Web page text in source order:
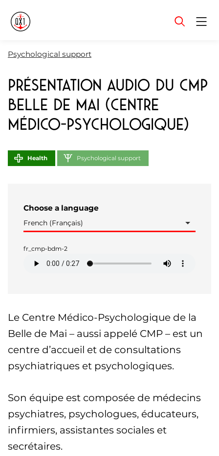
Psychological support
Présentation audio du CMP
Belle de Mai (Centre
Médico-Psychologique)
Health Psychological support
Choose a language
French (Français)
fr_cmp-bdm-2
Le Centre Médico-Psychologique de la
Belle de Mai – aussi appelé CMP – est un
centre d’accueil et de consultations
psychiatriques et psychologiques.
Son équipe est composée de médecins
psychiatres, psychologues, éducateurs,
infirmiers, assistantes sociales et
secrétaires.